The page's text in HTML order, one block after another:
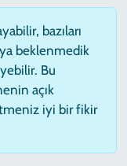
bazıları
beklenmedik
Bu
açık
iyi bir fikir